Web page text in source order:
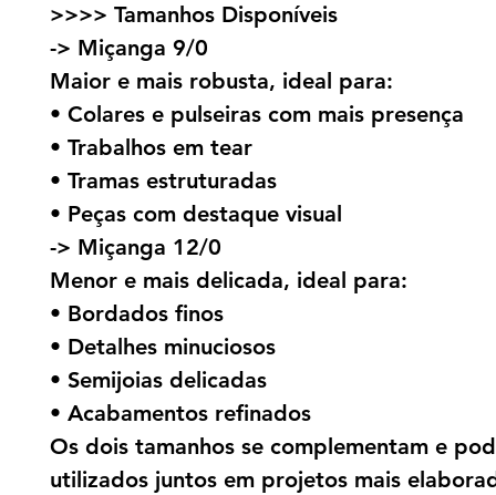
>>>> Tamanhos Disponíveis
-> Miçanga 9/0
Maior e mais robusta, ideal para:
• Colares e pulseiras com mais presença
• Trabalhos em tear
• Tramas estruturadas
• Peças com destaque visual
-> Miçanga 12/0
Menor e mais delicada, ideal para:
• Bordados finos
• Detalhes minuciosos
• Semijoias delicadas
• Acabamentos refinados
Os dois tamanhos se complementam e
utilizados juntos em projetos mais